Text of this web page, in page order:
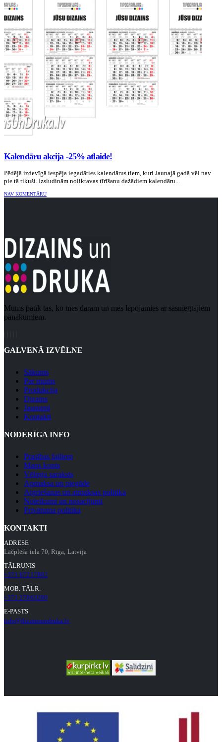
Kalendāru akcija -25% atlaide!
Pēdējā izdevīgā iespēja iegadāties kalendārus tiem, kuri Jaunajā gadā vēl nav
pie tā tikuši. Izsludinām noliktavas tīrīšanu dažādiem kalendāru...
NAV KOMENTĀRU
Mums patīk tas, ko mēs darām un mēs lepojamies ar sasniegtajiem
panākumiem.
GALVENĀ IZVĒLNE
Sākums
Par mums
Produkcija
Dizains
Jaunumi
Kontakti
NODERĪGA INFO
Prasības failiem
Mans konts
Vēlmju saraksts
Apmaksa un piegāde
Atgriešanas un atmaksas politika
Noteikumi un nosacījumi
Privātuma politika
KONTAKTI
ADRESE
Lāčplēša iela 70, Rīga, Latvija
TĀLRUNIS
+371 67217802
MOB. TĀLR.
+371 27863280
E-PASTS
info@dizainsundruka.lv